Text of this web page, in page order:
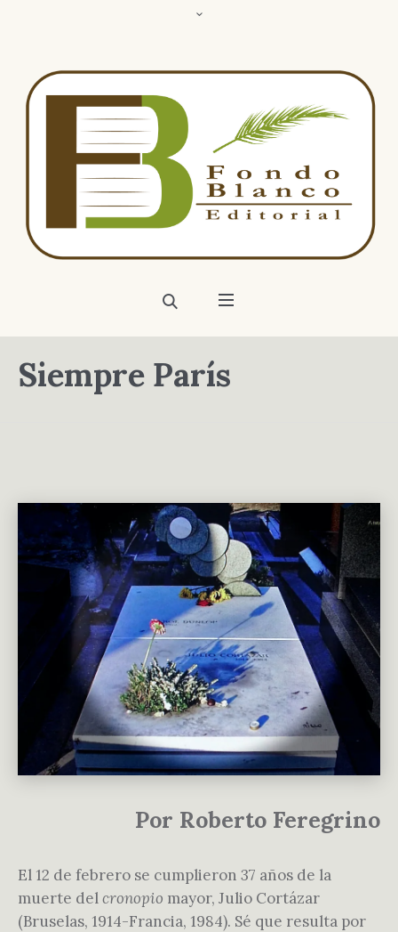
Siempre París
Por Roberto Feregrino
El 12 de febrero se cumplieron 37 años de la
muerte delcronopio mayor, Julio Cortázar
(Bruselas, 1914-Francia, 1984). Sé que resulta por